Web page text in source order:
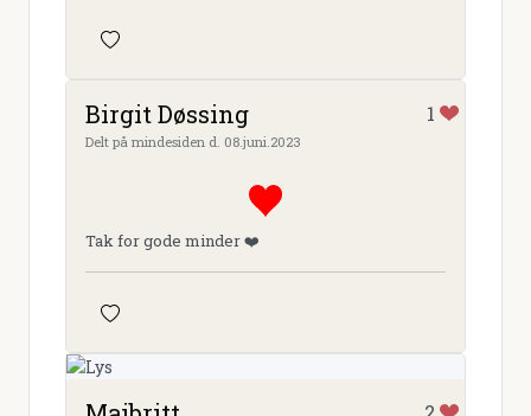
Birgit Døssing 1
Delt på mindesiden d. 08.juni.2023
Tak for gode minder ❤️